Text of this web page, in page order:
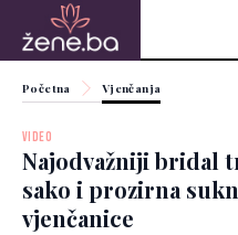
Početna Vjenčanja
VIDEO
Najodvažniji bridal
sako i prozirna
vjenčanice